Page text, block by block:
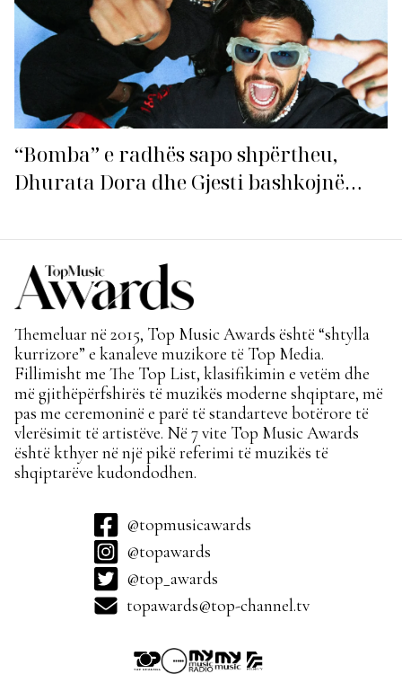
“Bomba” e radhës sapo shpërtheu,
Dhurata Dora dhe Gjesti bashkojnë
Themeluar në 2015, Top Music Awards është “shtylla
kurrizore” e kanaleve muzikore të Top Media.
Fillimisht me The Top List, klasifikimin e vetëm dhe
më gjithëpërfshirës të muzikës moderne shqiptare, më
pas me ceremoninë e parë të standarteve botërore të
vlerësimit të artistëve. Në 7 vite Top Music Awards
është kthyer në një pikë referimi të muzikës të
shqiptarëve kudondodhen.
@topmusicawards
@topawards
@top_awards
topawards@top-channel.tv